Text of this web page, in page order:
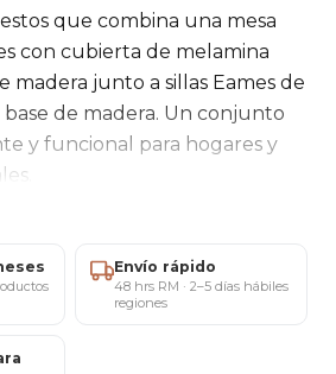
que combina una mesa
con cubierta de melamina
madera junto a sillas Eames de
de madera. Un conjunto
y funcional para hogares y
Envío rápido
48 hrs RM · 2–5 días hábiles
regiones